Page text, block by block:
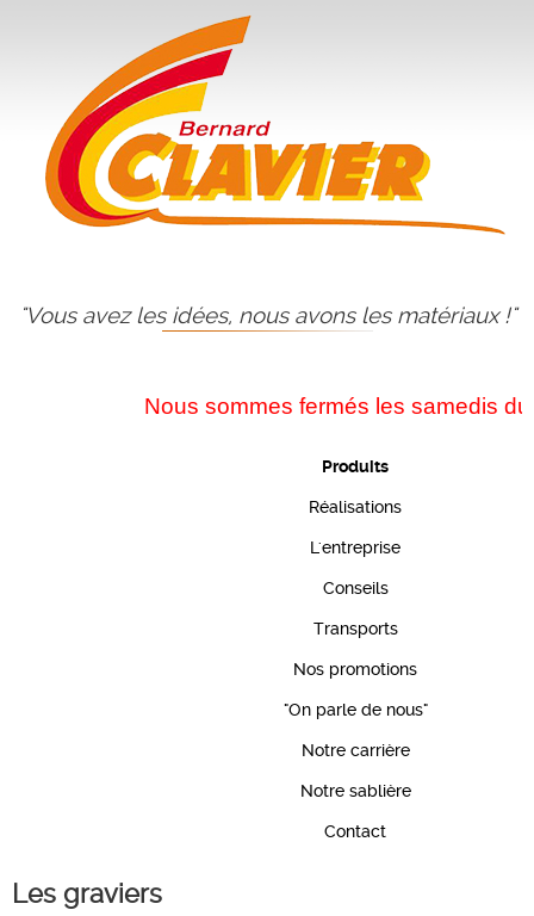
"Vous avez les idées, nous avons les matériaux !"
Nous sommes fermés les samedis durant
Produits
Réalisations
L'entreprise
Conseils
Transports
Nos promotions
"On parle de nous"
Notre carrière
Notre sablière
Contact
Les graviers